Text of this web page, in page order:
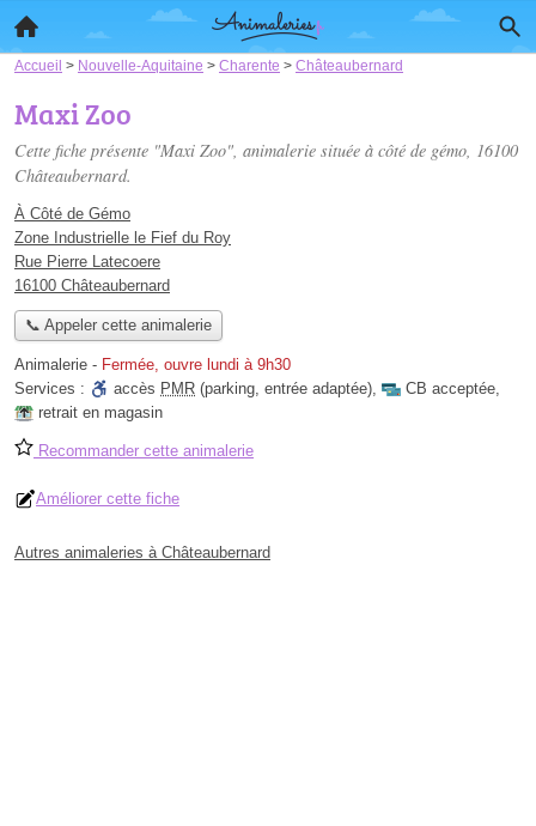
Accueil > Nouvelle-Aquitaine > Charente > Châteaubernard
Maxi Zoo
Cette fiche présente "Maxi Zoo", animalerie située à côté de gémo, 16100
Châteaubernard.
À Côté de Gémo
Zone Industrielle le Fief du Roy
Rue Pierre Latecoere
16100 Châteaubernard
📞 Appeler cette animalerie
Animalerie - Fermée, ouvre lundi à 9h30
Services :
accès PMR (parking, entrée adaptée), CB acceptée,
retrait en magasin
Recommander cette animalerie
Améliorer cette fiche
Autres animaleries à Châteaubernard